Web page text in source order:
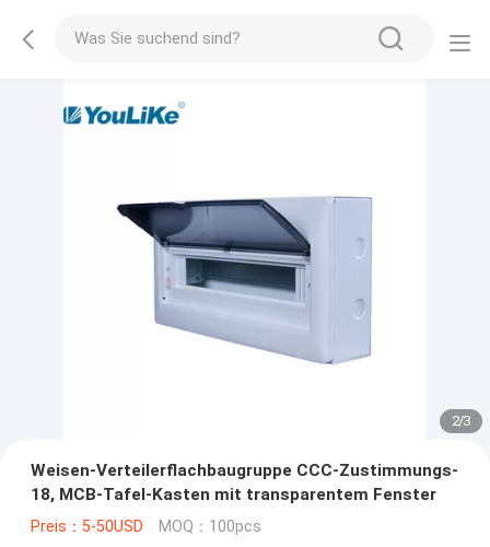
2/3
Weisen-Verteilerflachbaugruppe CCC-Zustimmungs-
18, MCB-Tafel-Kasten mit transparentem Fenster
Preis：5-50USD MOQ：100pcs